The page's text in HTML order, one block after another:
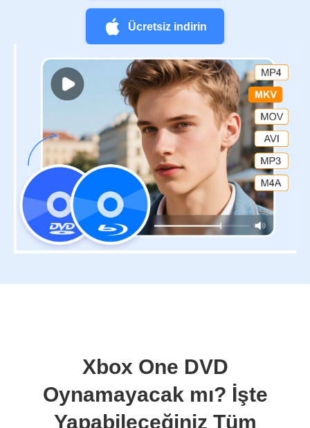
Ücretsiz indirin
Xbox One DVD
Oynamayacak mı? İşte
Yapabileceğiniz Tüm